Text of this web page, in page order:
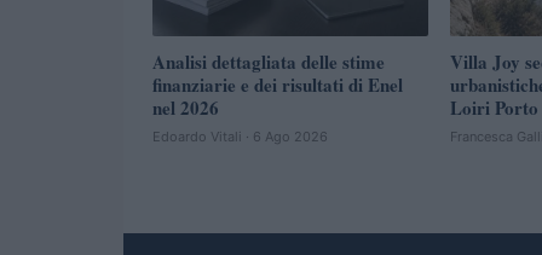
Analisi dettagliata delle stime
finanziarie e dei risultati di Enel
nel 2026
Edoardo Vitali · 6 Ago 2026
Villa Joy
Loiri Porto
Francesca